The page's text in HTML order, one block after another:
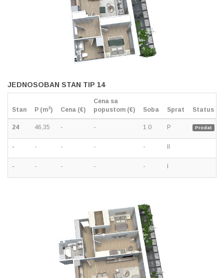
JEDNOSOBAN STAN TIP 14
Stan P (m2) Cena (€)
Cena sa
popustom (€)
Soba Sprat Status
24 46,35 - - 1.0 P Prodat
- - - - - II
- - - - - I